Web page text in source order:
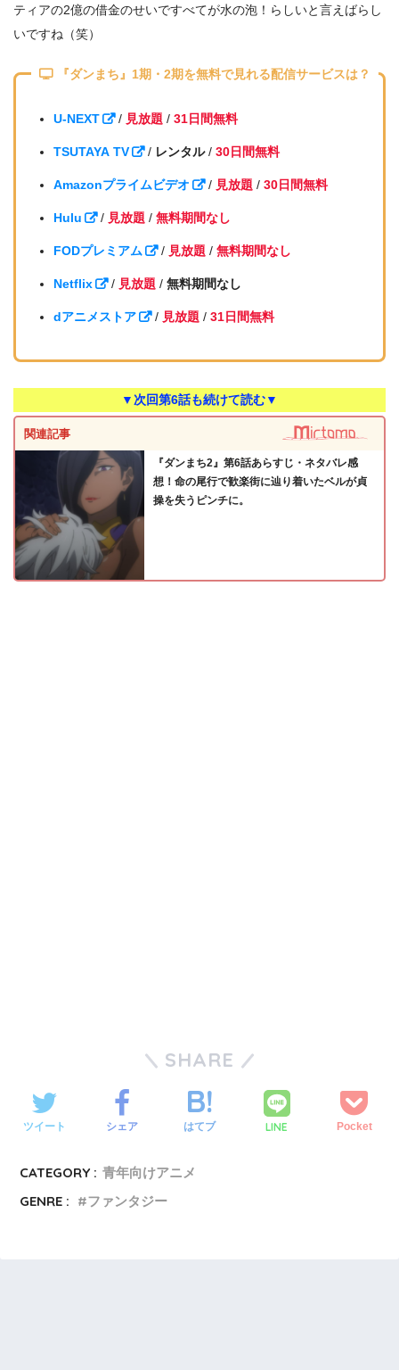
ティアの2億の借金のせいですべてが水の泡！らしいと言えばらし
いですね（笑）
『ダンまち』1期・2期を無料で見れる配信サービスは？
U-NEXT / 見放題 / 31日間無料
TSUTAYA TV / レンタル/ 30日間無料
Amazonプライムビデオ / 見放題 / 30日間無料
Hulu / 見放題 / 無料期間なし
FODプレミアム / 見放題 / 無料期間なし
Netflix / 見放題 / 無料期間なし
dアニメストア / 見放題 / 31日間無料
▼次回第6話も続けて読む▼
関連記事
『ダンまち2』第6話あらすじ・ネタバレ感
想！命の尾行で歓楽街に辿り着いたベルが貞
操を失うピンチに。
SHARE
ツイート シェア はてブ LINE Pocket
CATEGORY : 青年向けアニメ
GENRE :
ファンタジー